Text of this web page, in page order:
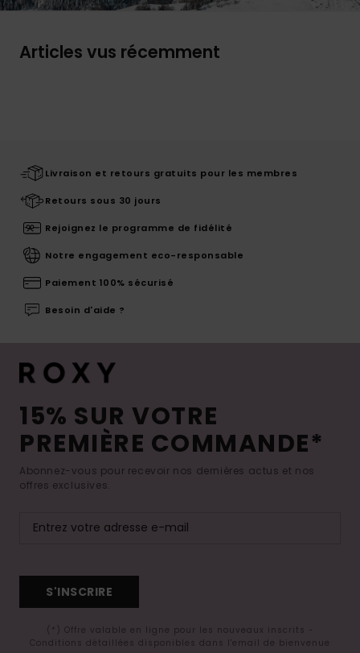
Articles vus récemment
Livraison et retours gratuits pour les membres
Retours sous 30 jours
Rejoignez le programme de fidélité
Notre engagement eco-responsable
Paiement 100% sécurisé
Besoin d'aide ?
15% SUR VOTRE
PREMIÈRE COMMANDE*
Abonnez-vous pour recevoir nos dernières actus et nos
offres exclusives.
S'INSCRIRE
(*) Offre valable en ligne pour les nouveaux inscrits -
Conditions détaillées disponibles dans l'email de bienvenue